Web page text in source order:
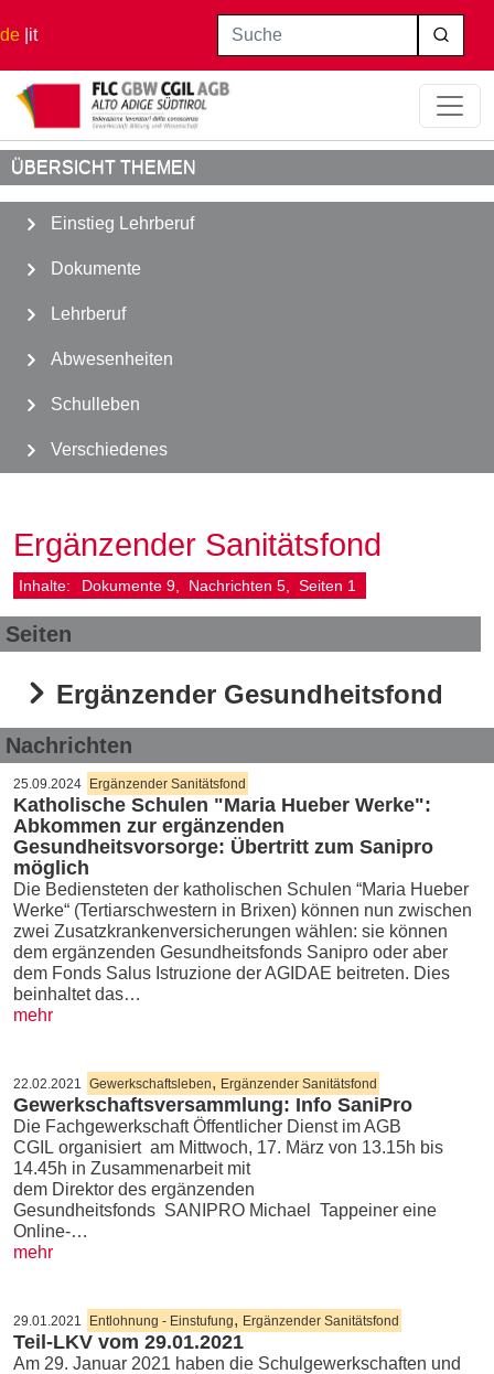
de it Suche
Startseite Verschiedenes Ergänzender Sanitätsfond
Ergänzender Sanitätsfond
Inhalte: Dokumente 9 Nachrichten 5 Seiten 1
Seiten
Ergänzender Gesundheitsfond
Nachrichten
25.09.2024 Ergänzender Sanitätsfond
Katholische Schulen "Maria Hueber Werke":
Abkommen zur ergänzenden
Gesundheitsvorsorge: Übertritt zum Sanipro
möglich
Die Bediensteten der katholischen Schulen “Maria Hueber
Werke“ (Tertiarschwestern in Brixen) können nun zwischen
zwei Zusatzkrankenversicherungen wählen: sie können
dem ergänzenden Gesundheitsfonds Sanipro oder aber
dem Fonds Salus Istruzione der AGIDAE beitreten. Dies
beinhaltet das…
mehr
22.02.2021 Gewerkschaftsleben, Ergänzender Sanitätsfond
Gewerkschaftsversammlung: Info SaniPro
Die Fachgewerkschaft Öffentlicher Dienst im AGB
CGIL organisiert am Mittwoch, 17. März von 13.15h bis
14.45h in Zusammenarbeit mit
dem Direktor des ergänzenden
Gesundheitsfonds SANIPRO Michael Tappeiner eine
Online-…
mehr
29.01.2021 Entlohnung - Einstufung, Ergänzender Sanitätsfond
Teil-LKV vom 29.01.2021
Am 29. Januar 2021 haben die Schulgewerkschaften und
ÜBERSICHT THEMEN
Einstieg Lehrberuf
Dokumente
Lehrberuf
Abwesenheiten
Schulleben
Verschiedenes